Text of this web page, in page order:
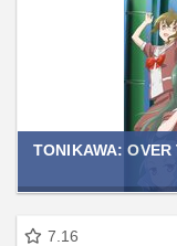
TONIKAWA: OVER
7.16